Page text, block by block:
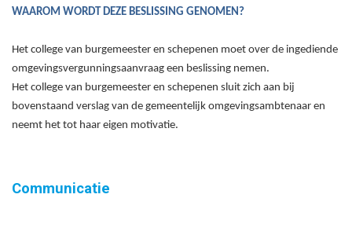
WAAROM WORDT DEZE BESLISSING GENOMEN?
Het college van burgemeester en schepenen moet over de ingediende
omgevingsvergunningsaanvraag een beslissing nemen.
Het college van burgemeester en schepenen sluit zich aan bij
bovenstaand verslag van de gemeentelijk omgevingsambtenaar en
neemt het tot haar eigen motivatie.
Communicatie